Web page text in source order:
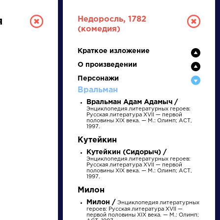
Э Ю
Недоросль, 1782
(комедия)
Краткое изложение
О произведении
Персонажи
Вральман
Вральман Адам Адамыч /
Энциклопедия литературных героев:
Русская литература XVII — первой
половины XIX века. — М.: Олимп; АСТ,
1997.
Кутейкин
Кутейкин (Сидорыч) /
Энциклопедия литературных героев:
Русская литература XVII — первой
половины XIX века. — М.: Олимп; АСТ,
1997.
Милон
Милон / Энциклопедия литературных
героев: Русская литература XVII —
первой половины XIX века. — М.: Олимп;